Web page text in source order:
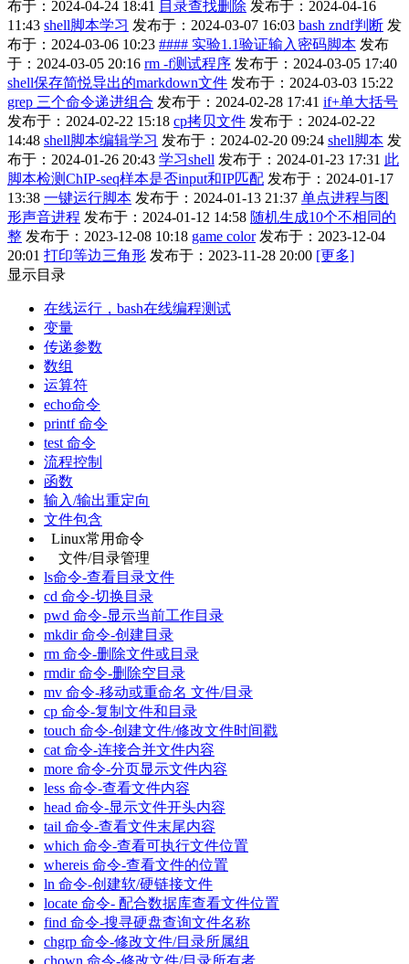
布于：2024-04-24 18:41 目录查找删除 发布于：2024-04-16
11:43 shell脚本学习 发布于：2024-03-07 16:03 bash zndf判断 发
布于：2024-03-06 10:23 #### 实验1.1验证输入密码脚本 发布
于：2024-03-05 20:16 rm -f测试程序 发布于：2024-03-05 17:40
shell保存简悦导出的markdown文件 发布于：2024-03-03 15:22
grep 三个命令递进组合 发布于：2024-02-28 17:41 if+单大括号
发布于：2024-02-22 15:18 cp拷贝文件 发布于：2024-02-22
14:48 shell脚本编辑学习 发布于：2024-02-20 09:24 shell脚本 发
布于：2024-01-26 20:43 学习shell 发布于：2024-01-23 17:31 此
脚本检测ChIP-seq样本是否input和IP匹配 发布于：2024-01-17
13:38 一键运行脚本 发布于：2024-01-13 21:37 单点进程与图
形声音进程 发布于：2024-01-12 14:58 随机生成10个不相同的
整 发布于：2023-12-08 10:18 game color 发布于：2023-12-04
20:01 打印等边三角形 发布于：2023-11-28 20:00 [更多]
显示目录
在线运行，bash在线编程测试
变量
传递参数
数组
运算符
echo命令
printf 命令
test 命令
流程控制
函数
输入/输出重定向
文件包含
Linux常用命令
文件/目录管理
ls命令-查看目录文件
cd 命令-切换目录
pwd 命令-显示当前工作目录
mkdir 命令-创建目录
rm 命令-删除文件或目录
rmdir 命令-删除空目录
mv 命令-移动或重命名 文件/目录
cp 命令-复制文件和目录
touch 命令-创建文件/修改文件时间戳
cat 命令-连接合并文件内容
more 命令-分页显示文件内容
less 命令-查看文件内容
head 命令-显示文件开头内容
tail 命令-查看文件末尾内容
which 命令-查看可执行文件位置
whereis 命令-查看文件的位置
ln 命令-创建软/硬链接文件
locate 命令- 配合数据库查看文件位置
find 命令-搜寻硬盘查询文件名称
chgrp 命令-修改文件/目录所属组